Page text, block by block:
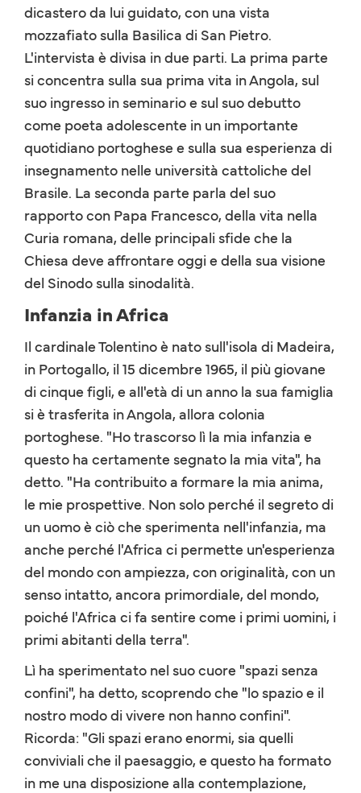
dicastero da lui guidato, con una vista
mozzafiato sulla Basilica di San Pietro.
L'intervista è divisa in due parti. La prima parte
si concentra sulla sua prima vita in Angola, sul
suo ingresso in seminario e sul suo debutto
come poeta adolescente in un importante
quotidiano portoghese e sulla sua esperienza di
insegnamento nelle università cattoliche del
Brasile. La seconda parte parla del suo
rapporto con Papa Francesco, della vita nella
Curia romana, delle principali sfide che la
Chiesa deve affrontare oggi e della sua visione
del Sinodo sulla sinodalità.
Infanzia in Africa
Il cardinale Tolentino è nato sull'isola di Madeira,
in Portogallo, il 15 dicembre 1965, il più giovane
di cinque figli, e all'età di un anno la sua famiglia
si è trasferita in Angola, allora colonia
portoghese. "Ho trascorso lì la mia infanzia e
questo ha certamente segnato la mia vita", ha
detto. "Ha contribuito a formare la mia anima,
le mie prospettive. Non solo perché il segreto di
un uomo è ciò che sperimenta nell'infanzia, ma
anche perché l'Africa ci permette un'esperienza
del mondo con ampiezza, con originalità, con un
senso intatto, ancora primordiale, del mondo,
poiché l'Africa ci fa sentire come i primi uomini, i
primi abitanti della terra".
Lì ha sperimentato nel suo cuore "spazi senza
confini", ha detto, scoprendo che "lo spazio e il
nostro modo di vivere non hanno confini".
Ricorda: "Gli spazi erano enormi, sia quelli
conviviali che il paesaggio, e questo ha formato
in me una disposizione alla contemplazione,